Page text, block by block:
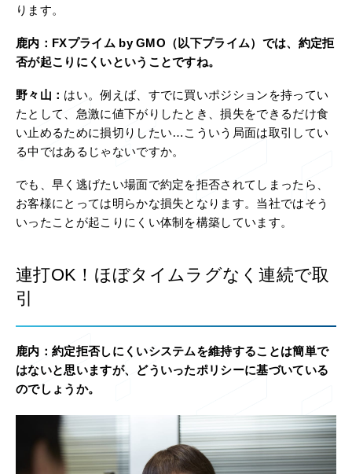
ります。
鹿内： FXプライム by GMO（以下プライム）では、約定拒
否が起こりにくいということですね。
野々山： はい。例えば、すでに買いポジションを持ってい
たとして、急激に値下がりしたとき、損失をできるだけ食
い止めるために損切りしたい…こういう局面は取引してい
る中ではあるじゃないですか。
でも、早く逃げたい場面で約定を拒否されてしまったら、
お客様にとっては明らかな損失となります。当社ではそう
いったことが起こりにくい体制を構築しています。
連打OK！ほぼタイムラグなく連続で取
引
鹿内： 約定拒否しにくいシステムを維持することは簡単で
はないと思いますが、どういったポリシーに基づいている
のでしょうか。